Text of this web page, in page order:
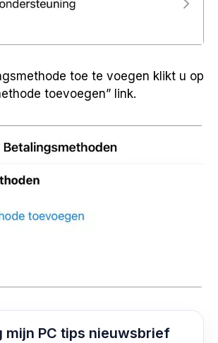
toe te voegen klikt u op
toevoegen” link.
mijn PC tips nieuwsbrief